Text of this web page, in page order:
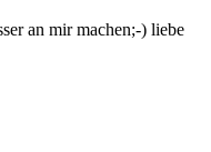
an mir machen;-) liebe